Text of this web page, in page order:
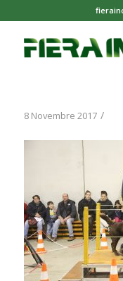
8 Novembre 2017 /